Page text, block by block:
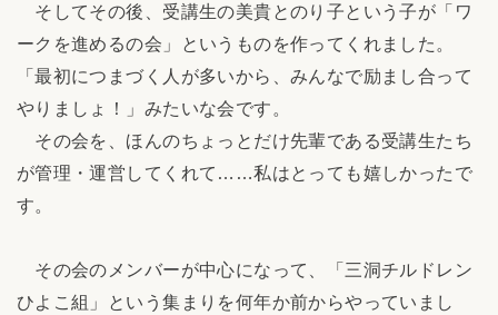
そしてその後、受講生の美貴とのり子という子が「ワ
ークを進めるの会」というものを作ってくれました。
「最初につまづく人が多いから、みんなで励まし合って
やりましょ！」みたいな会です。
その会を、ほんのちょっとだけ先輩である受講生たち
が管理・運営してくれて……私はとっても嬉しかったで
す。
その会のメンバーが中心になって、「三洞チルドレン
ひよこ組」という集まりを何年か前からやっていまし